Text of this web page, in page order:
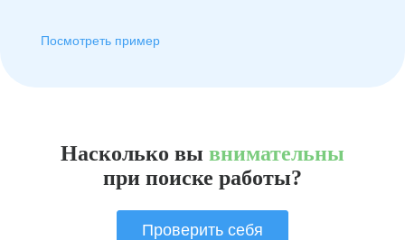
Посмотреть пример
Насколько вы внимательны
при поиске работы?
Проверить себя